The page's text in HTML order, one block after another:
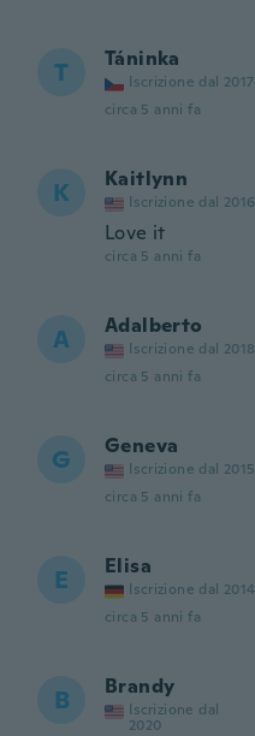
T Táninka
Iscrizione dal 2017
circa 5 anni fa
K Kaitlynn
Iscrizione dal 2016
Love it
circa 5 anni fa
A Adalberto
Iscrizione dal 2018
circa 5 anni fa
G Geneva
Iscrizione dal 2015
circa 5 anni fa
E Elisa
Iscrizione dal 2014
circa 5 anni fa
B Brandy
Iscrizione dal
2020